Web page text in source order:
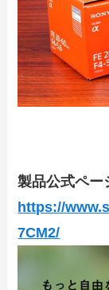
製品公式ペー
https://
7CM2/